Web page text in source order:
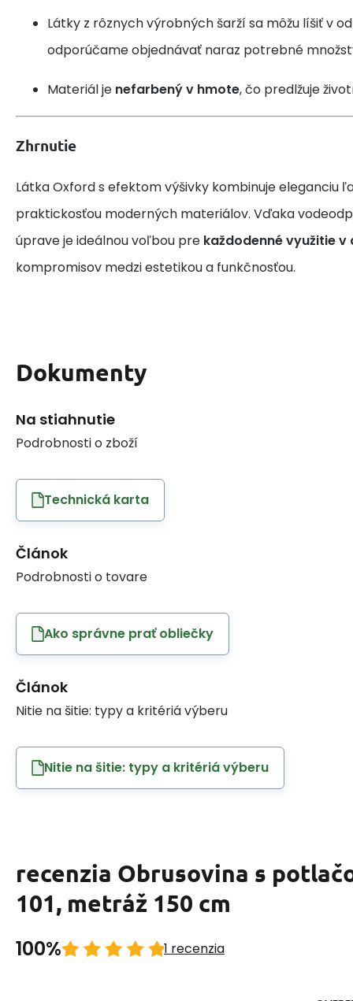
Látky z rôznych výrobných šarží sa môžu líšiť v
odporúčame objednávať naraz potrebné
Materiál je nefarbený v hmote, čo predlžuje
Zhrnutie
Látka Oxford s efektom výšivky kombinuje eleganciu
praktickosťou moderných materiálov. Vďaka
úprave je ideálnou voľbou pre každodenné využitie
kompromisov medzi estetikou a funkčnosťou.
Dokumenty
Na stiahnutie
Podrobnosti o zboží
Technická karta
Článok
Podrobnosti o tovare
Ako správne prať obliečky
Článok
Nitie na šitie: typy a kritériá výberu
Nitie na šitie: typy a kritériá výberu
recenzia Obrusovina s
101, metráž 150 cm
100% 1 recenzia